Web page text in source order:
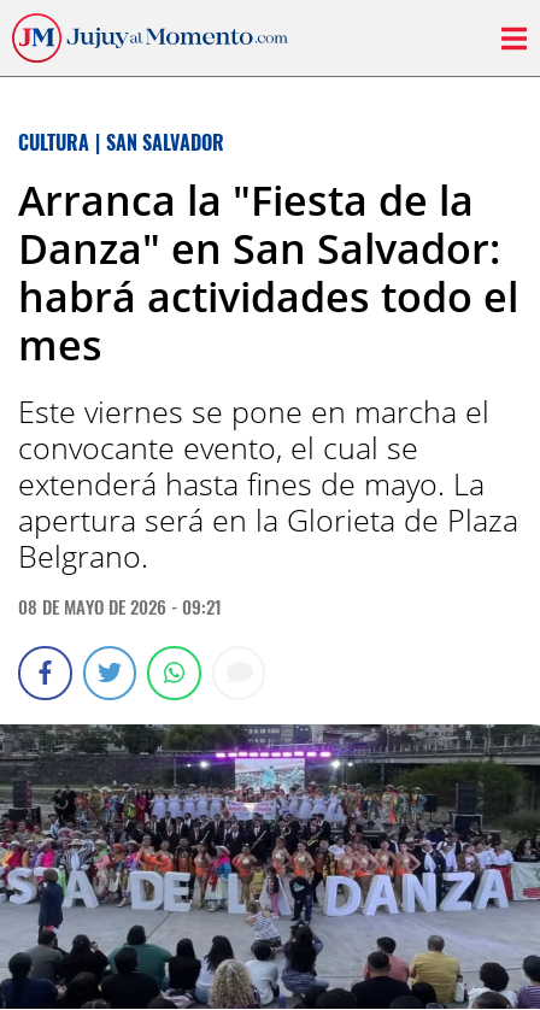
CULTURA | SAN SALVADOR
Arranca la "Fiesta de la
Danza" en San Salvador:
habrá actividades todo el
mes
Este viernes se pone en marcha el
convocante evento, el cual se
extenderá hasta fines de mayo. La
apertura será en la Glorieta de Plaza
Belgrano.
08 DE MAYO DE 2026 - 09:21